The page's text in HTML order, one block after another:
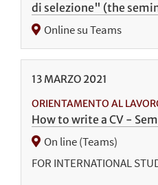
di selezione" (the
Online su Teams
13 MARZO 2021
ORIENTAMENTO AL
How to write a CV -
On line (Teams)
FOR INTERNATIONAL